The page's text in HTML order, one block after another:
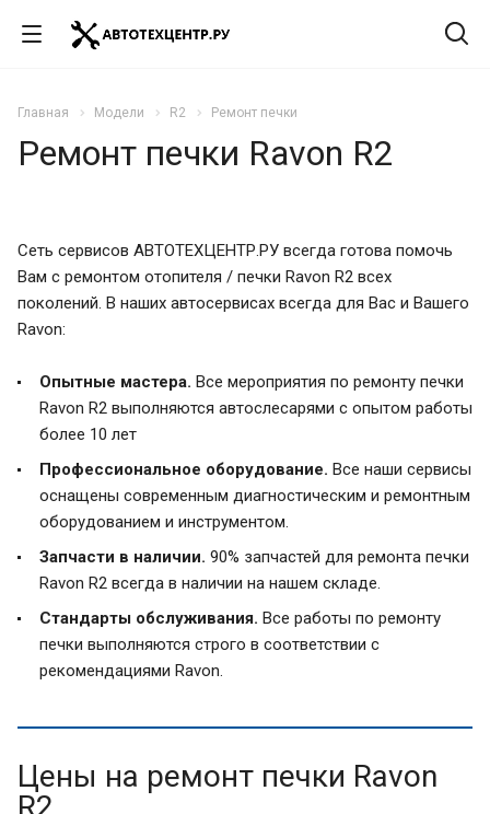
Главная Модели R2 Ремонт печки
Ремонт печки Ravon R2
Сеть сервисов АВТОТЕХЦЕНТР.РУ всегда готова помочь
Вам с ремонтом отопителя / печки Ravon R2 всех
поколений. В наших автосервисах всегда для Вас и Вашего
Ravon:
Опытные мастера. Все мероприятия по ремонту печки
Ravon R2 выполняются автослесарями с опытом работы
более 10 лет
Профессиональное оборудование. Все наши сервисы
оснащены современным диагностическим и ремонтным
оборудованием и инструментом.
Запчасти в наличии. 90% запчастей для ремонта печки
Ravon R2 всегда в наличии на нашем складе.
Стандарты обслуживания. Все работы по ремонту
печки выполняются строго в соответствии с
рекомендациями Ravon.
Цены на ремонт печки Ravon
R2